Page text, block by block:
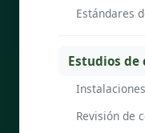
Estándares
Estudios de
Revisión de